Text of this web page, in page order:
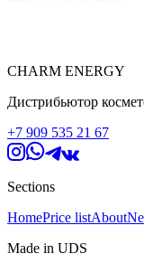
CHARM ENERGY
Дистрибьютор
+7 909 535 21 67
Sections
HomePrice listAbout
Made in UDS